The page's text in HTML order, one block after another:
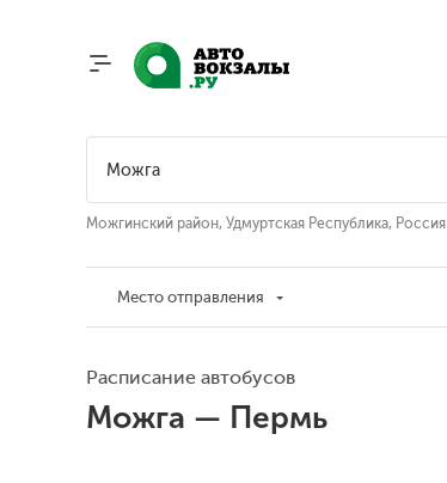
Можгинский район, Удмуртская Республика, Россия
Место отправления
Расписание автобусов
Можга — Пермь